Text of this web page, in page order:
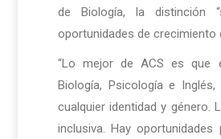
de Biología, la distinción
oportunidades de crecimiento
“Lo mejor de ACS es que
Biología, Psicología e
cualquier identidad y género.
inclusiva. Hay